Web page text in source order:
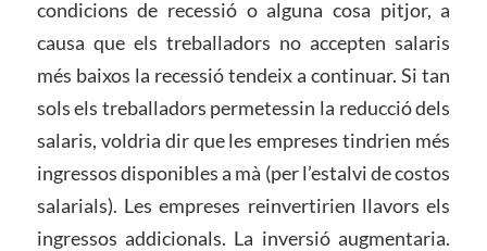
condicions de recessió o alguna cosa pitjor, a
causa que els treballadors no accepten salaris
més baixos la recessió tendeix a continuar. Si tan
sols els treballadors permetessin la reducció dels
salaris, voldria dir que les empreses tindrien més
ingressos disponibles a mà (per l’estalvi de costos
salarials). Les empreses reinvertirien llavors els
ingressos addicionals. La inversió augmentaria.